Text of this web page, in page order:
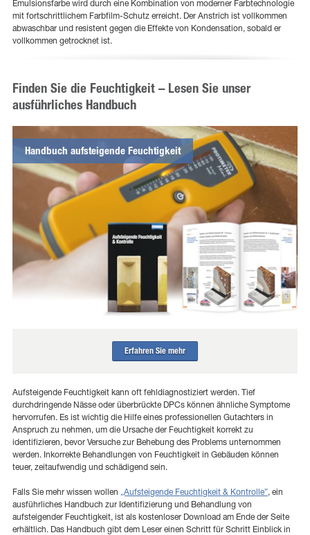
Emulsionsfarbe wird durch eine Kombination von moderner Farbtechnologie
mit fortschrittlichem Farbfilm-Schutz erreicht. Der Anstrich ist vollkommen
abwaschbar und resistent gegen die Effekte von Kondensation, sobald er
vollkommen getrocknet ist.
Finden Sie die Feuchtigkeit – Lesen Sie unser
ausführliches Handbuch
Handbuch aufsteigende Feuchtigkeit
Erfahren Sie mehr
Aufsteigende Feuchtigkeit kann oft fehldiagnostiziert werden. Tief
durchdringende Nässe oder überbrückte DPCs können ähnliche Symptome
hervorrufen. Es ist wichtig die Hilfe eines professionellen Gutachters in
Anspruch zu nehmen, um die Ursache der Feuchtigkeit korrekt zu
identifizieren, bevor Versuche zur Behebung des Problems unternommen
werden. Inkorrekte Behandlungen von Feuchtigkeit in Gebäuden können
teuer, zeitaufwendig und schädigend sein.
Falls Sie mehr wissen wollen „Aufsteigende Feuchtigkeit & Kontrolle”, ein
ausführliches Handbuch zur Identifizierung und Behandlung von
aufsteigender Feuchtigkeit, ist als kostenloser Download am Ende der Seite
erhältlich. Das Handbuch gibt dem Leser einen Schritt für Schritt Einblick in